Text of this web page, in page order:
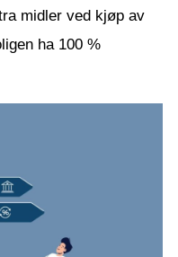
midler ved kjøp av
ha 100 %